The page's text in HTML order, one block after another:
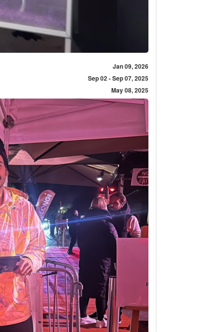
Jan 09, 2026
Sep 02 - Sep 07, 2025
May 08, 2025